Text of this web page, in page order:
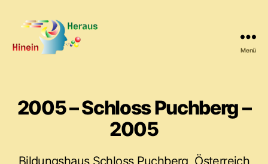
Menü
2005 – Schloss Puchberg –
2005
Bildungshaus Schloss Puchberg, Österreich